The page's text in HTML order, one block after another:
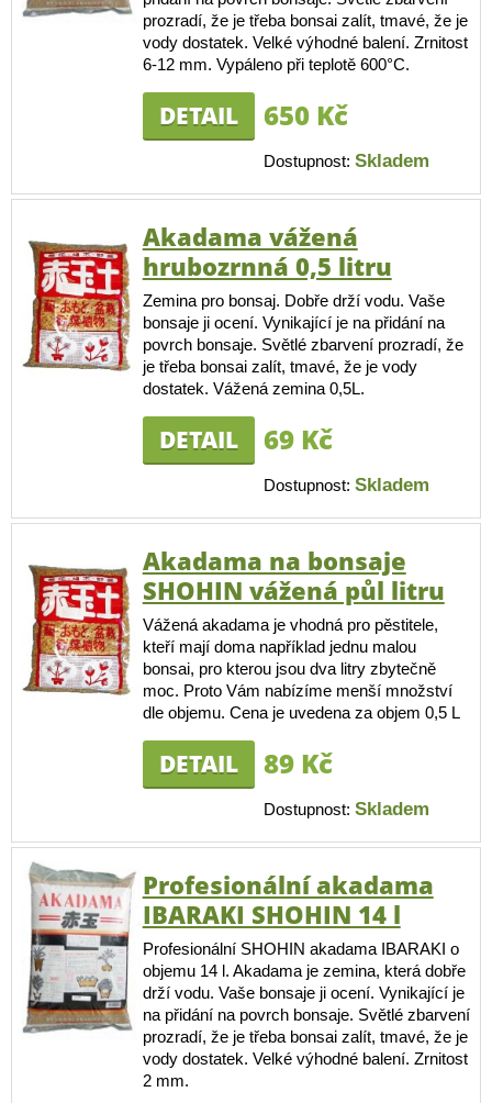
prozradí, že je třeba bonsai zalít, tmavé, že je
vody dostatek. Velké výhodné balení. Zrnitost
6-12 mm. Vypáleno při teplotě 600°C.
DETAIL 650 Kč
Dostupnost: Skladem
Akadama vážená
hrubozrnná 0,5 litru
Zemina pro bonsaj. Dobře drží vodu. Vaše
bonsaje ji ocení. Vynikající je na přidání na
povrch bonsaje. Světlé zbarvení prozradí, že
je třeba bonsai zalít, tmavé, že je vody
dostatek. Vážená zemina 0,5L.
DETAIL 69 Kč
Dostupnost: Skladem
Akadama na bonsaje
SHOHIN vážená půl litru
Vážená akadama je vhodná pro pěstitele,
kteří mají doma například jednu malou
bonsai, pro kterou jsou dva litry zbytečně
moc. Proto Vám nabízíme menší množství
dle objemu. Cena je uvedena za objem 0,5 L
DETAIL 89 Kč
Dostupnost: Skladem
Profesionální akadama
IBARAKI SHOHIN 14 l
Profesionální SHOHIN akadama IBARAKI o
objemu 14 l. Akadama je zemina, která dobře
drží vodu. Vaše bonsaje ji ocení. Vynikající je
na přidání na povrch bonsaje. Světlé zbarvení
prozradí, že je třeba bonsai zalít, tmavé, že je
vody dostatek. Velké výhodné balení. Zrnitost
2 mm.